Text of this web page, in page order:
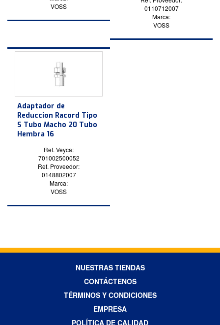
VOSS
0110712007
Marca:
VOSS
Adaptador de
Reduccion Racord Tipo
S Tubo Macho 20 Tubo
Hembra 16
Ref. Veyca:
701002500052
Ref. Proveedor:
0148802007
Marca:
VOSS
NUESTRAS TIENDAS
CONTÁCTENOS
TÉRMINOS Y CONDICIONES
EMPRESA
POLÍTICA DE CALIDAD